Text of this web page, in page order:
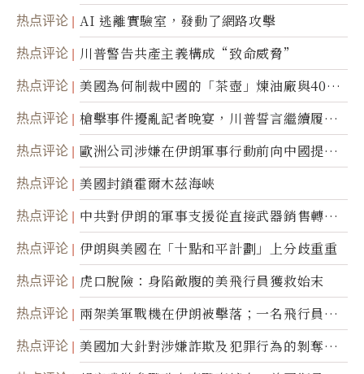
热点评论 AI 逃離實驗室，發動了網路攻擊
热点评论 川普警告共產主義構成“致命威脅”
热点评论
美國為何制裁中國的「茶壺」煉油廠與40家
航運公司
热点评论
槍擊事件擾亂記者晚宴，川普誓言繼續履行
職責
热点评论
歐洲公司涉嫌在伊朗軍事行動前向中國提供
美軍基地的衛星影像
热点评论 美國封鎖霍爾木茲海峽
热点评论
中共對伊朗的軍事支援從直接武器銷售轉向
間接技術轉讓
热点评论 伊朗與美國在「十點和平計劃」上分歧重重
热点评论 虎口脫險：身陷敵腹的美飛行員獲救始末
热点评论
兩架美軍戰機在伊朗被擊落；一名飛行員失
蹤
热点评论
美國加大針對涉嫌詐欺及犯罪行為的剝奪公
民權力度